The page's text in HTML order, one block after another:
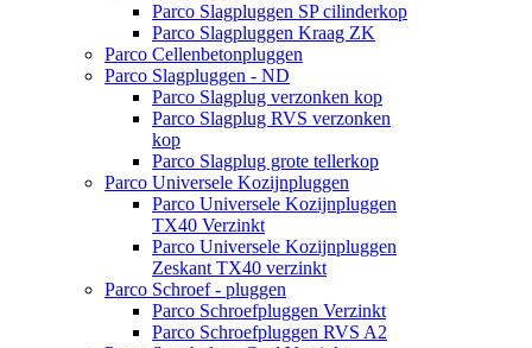
Parco Slagpluggen SP cilinderkop
Parco Slagpluggen Kraag ZK
Parco Cellenbetonpluggen
Parco Slagpluggen - ND
Parco Slagplug verzonken kop
Parco Slagplug RVS verzonken
kop
Parco Slagplug grote tellerkop
Parco Universele Kozijnpluggen
Parco Universele Kozijnpluggen
TX40 Verzinkt
Parco Universele Kozijnpluggen
Zeskant TX40 verzinkt
Parco Schroef - pluggen
Parco Schroefpluggen Verzinkt
Parco Schroefpluggen RVS A2